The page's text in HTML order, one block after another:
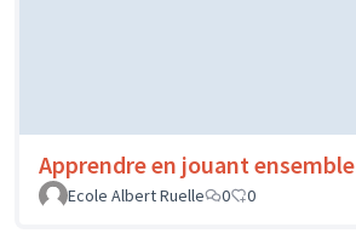
Apprendre en jouant ensemble
Ecole Albert Ruelle
0 0